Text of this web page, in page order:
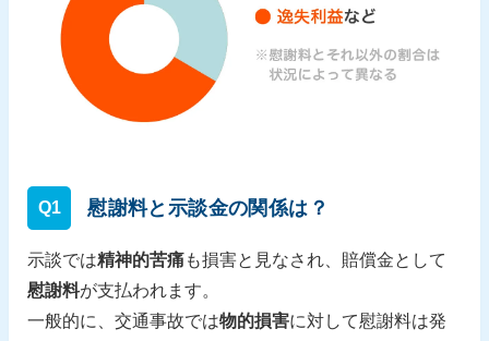
Q1 慰謝料と示談金の関係は？
示談では精神的苦痛も損害と見なされ、賠償金として
慰謝料が支払われます。
一般的に、交通事故では物的損害に対して慰謝料は発